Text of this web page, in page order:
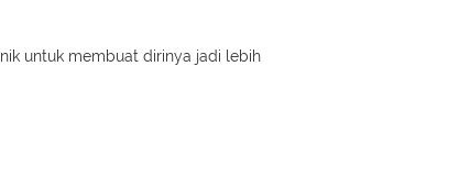
untuk membuat dirinya jadi lebih